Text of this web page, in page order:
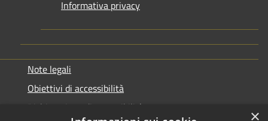
Informativa privacy
Note legali
Obiettivi di accessibilità
Dichiarazione di accessibilità
×